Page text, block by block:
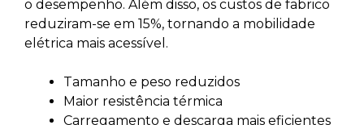
o desempenho. Além disso, os custos de fabrico
reduziram-se em 15%, tornando a mobilidade
elétrica mais acessível.
Tamanho e peso reduzidos
Maior resistência térmica
Carregamento e descarga mais eficientes